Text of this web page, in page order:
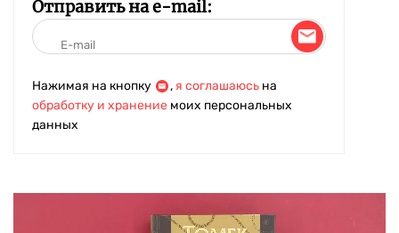
Отправить на e-mail:
Нажимая на кнопку , я соглашаюсь на
обработку и хранение моих персональных
данных